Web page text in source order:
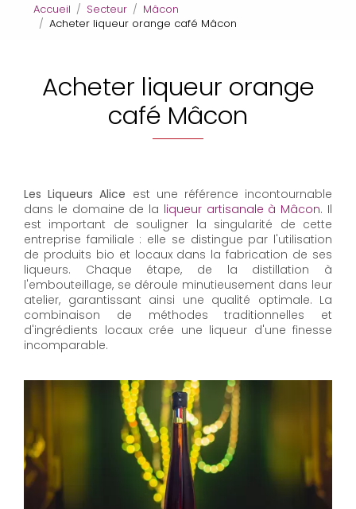
Accueil Secteur
Mâcon
Acheter liqueur orange café Mâcon
Acheter liqueur orange
café Mâcon
Les Liqueurs Alice est une référence incontournable
dans le domaine de la liqueur artisanale à Mâcon. Il
est important de souligner la singularité de cette
entreprise familiale : elle se distingue par l'utilisation
de produits bio et locaux dans la fabrication de ses
liqueurs. Chaque étape, de la distillation à
l'embouteillage, se déroule minutieusement dans leur
atelier, garantissant ainsi une qualité optimale. La
combinaison de méthodes traditionnelles et
d'ingrédients locaux crée une liqueur d'une finesse
incomparable.